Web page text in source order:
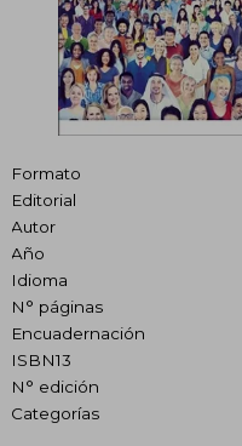
Formato
Editorial
Autor
Año
Idioma
N° páginas
Encuadernación
ISBN13
N° edición
Categorías